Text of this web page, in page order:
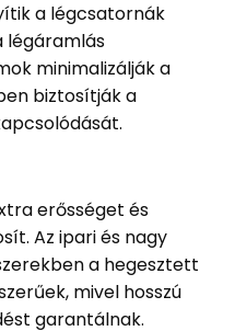
a légcsatornák
légáramlás
minimalizálják a
biztosítják a
erősséget és
Az ipari és nagy
a hegesztett
mivel hosszú
garantálnak.